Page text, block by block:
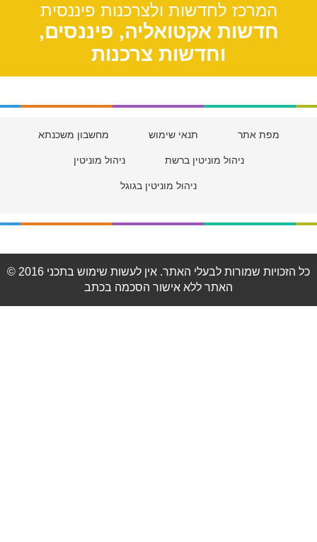
המרכז לחדשות ולצרכנות פיננסית
חדשות אקטואליה, פיננסים,
וחדשות צרכנות
מפת אתר תנאי שימוש מחשבון משכנתא
ניהול מוניטין ברשת ניהול מוניטין
ניהול מוניטין בגוגל
© 2016 כל הזכויות שמורות לבעלי האתר. אין לעשות שימוש בתכני
האתר ללא אישור הסכמה בכתב